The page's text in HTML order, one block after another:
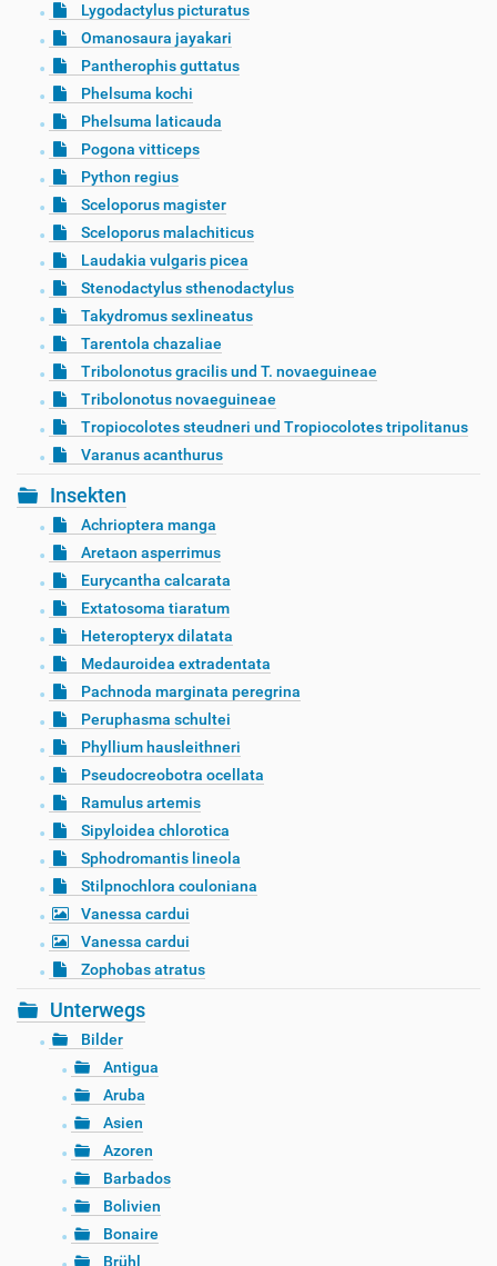
Lygodactylus picturatus
Omanosaura jayakari
Pantherophis guttatus
Phelsuma kochi
Phelsuma laticauda
Pogona vitticeps
Python regius
Sceloporus magister
Sceloporus malachiticus
Laudakia vulgaris picea
Stenodactylus sthenodactylus
Takydromus sexlineatus
Tarentola chazaliae
Tribolonotus gracilis und T. novaeguineae
Tribolonotus novaeguineae
Tropiocolotes steudneri und Tropiocolotes tripolitanus
Varanus acanthurus
Insekten
Achrioptera manga
Aretaon asperrimus
Eurycantha calcarata
Extatosoma tiaratum
Heteropteryx dilatata
Medauroidea extradentata
Pachnoda marginata peregrina
Peruphasma schultei
Phyllium hausleithneri
Pseudocreobotra ocellata
Ramulus artemis
Sipyloidea chlorotica
Sphodromantis lineola
Stilpnochlora couloniana
Vanessa cardui
Vanessa cardui
Zophobas atratus
Unterwegs
Bilder
Antigua
Aruba
Asien
Azoren
Barbados
Bolivien
Bonaire
Brühl